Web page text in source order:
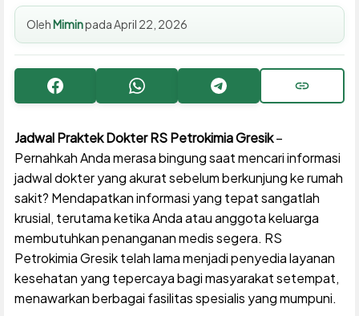
Oleh MiminpadaApril 22, 2026
Facebook WhatsApp Telegram Copy URL
Jadwal Praktek Dokter RS Petrokimia Gresik–
Pernahkah Anda merasa bingung saat mencari informasi
jadwal dokter yang akurat sebelum berkunjung ke rumah
sakit? Mendapatkan informasi yang tepat sangatlah
krusial, terutama ketika Anda atau anggota keluarga
membutuhkan penanganan medis segera. RS
Petrokimia Gresik telah lama menjadi penyedia layanan
kesehatan yang tepercaya bagi masyarakat setempat,
menawarkan berbagai fasilitas spesialis yang mumpuni.